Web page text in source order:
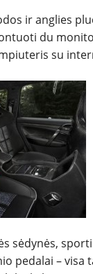
ir anglies
du
su
sėdynės,
pedalai – visa